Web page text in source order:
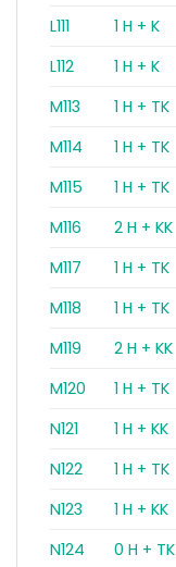
L111
1 H + K
L112
1 H + K
M113
1 H + TK
M114
1 H + TK
M115
1 H + TK
M116
2 H + KK
M117
1 H + TK
M118
1 H + TK
M119
2 H + KK
M120
1 H + TK
N121
1 H + KK
N122
1 H + TK
N123
1 H + KK
N124
0 H + TK